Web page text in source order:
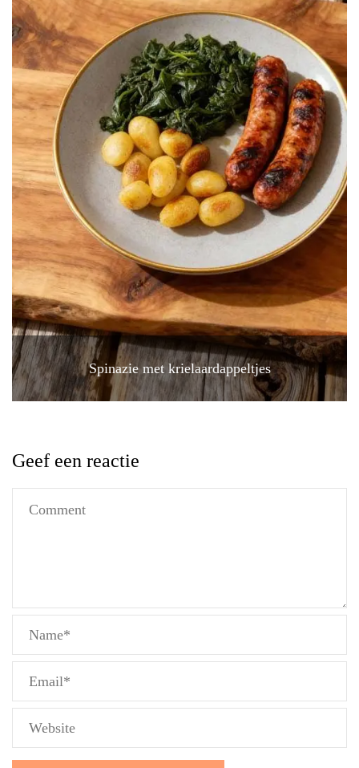
Spinazie met krielaardappeltjes
Geef een reactie